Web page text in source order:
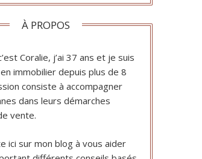
À PROPOS
Coralie, j’ai 37 ans et je suis
immobilier depuis plus de 8
consiste à accompagner
dans leurs démarches
vente.
ici sur mon blog à vous aider